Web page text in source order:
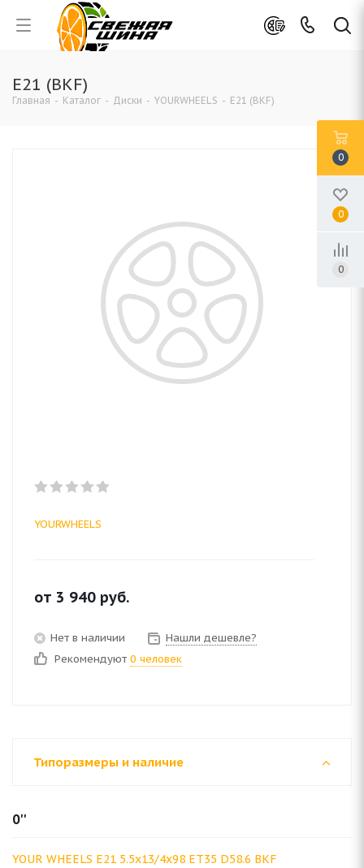
E21 (BKF)
Главная - Каталог - Диски - YOURWHEELS - E21 (BKF)
YOURWHEELS
от 3 940 руб.
Нет в наличии
Нашли дешевле?
Рекомендуют 0 человек
Типоразмеры и наличие
0''
YOUR WHEELS E21 5.5x13/4x98 ET35 D58.6 BKF
0
0
0